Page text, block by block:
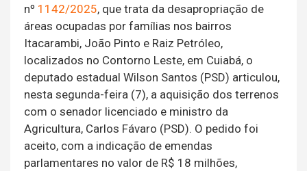
nº 1142/2025, que trata da desapropriação de
áreas ocupadas por famílias nos bairros
Itacarambi, João Pinto e Raiz Petróleo,
localizados no Contorno Leste, em Cuiabá, o
deputado estadual Wilson Santos (PSD) articulou,
nesta segunda-feira (7), a aquisição dos terrenos
com o senador licenciado e ministro da
Agricultura, Carlos Fávaro (PSD). O pedido foi
aceito, com a indicação de emendas
parlamentares no valor de R$ 18 milhões,